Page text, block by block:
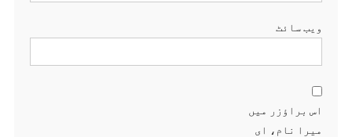
ویب‌ سائٹ
اس براؤزر میں
میرا نام، ای